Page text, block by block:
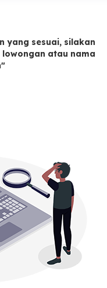
yang sesuai, silakan
atau nama